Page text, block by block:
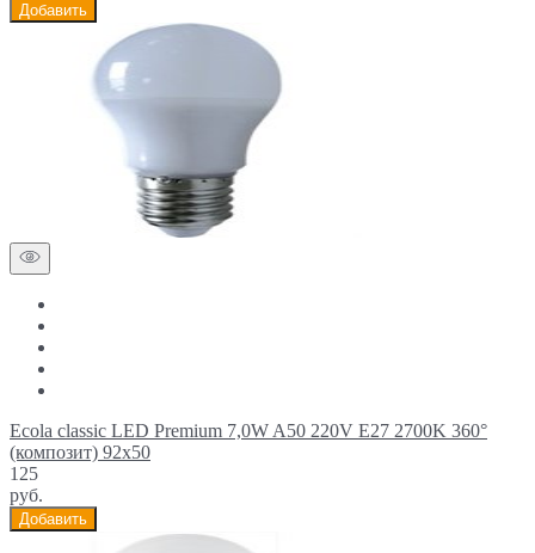
Добавить
Ecola classic LED Premium 7,0W A50 220V E27 2700K 360°
(композит) 92x50
125
руб.
Добавить